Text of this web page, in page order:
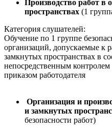
Производство работ в
пространствах (1
Категория слушателей:
Обучение по 1 группе
организаций, допускаемые к
замкнутых пространствах в
непосредственным контролем
приказом работодателя
Организация и
и замкнутых
безопасности работ)